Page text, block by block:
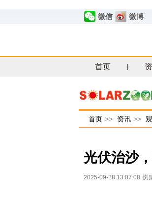
微信 微博
首页
首页 >> 资讯 >>
光伏治沙
2025-09-28 13:07:08 浏